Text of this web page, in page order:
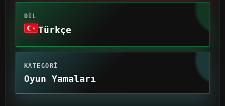
DIL
Türkçe
KATEGORI
Oyun Yamaları